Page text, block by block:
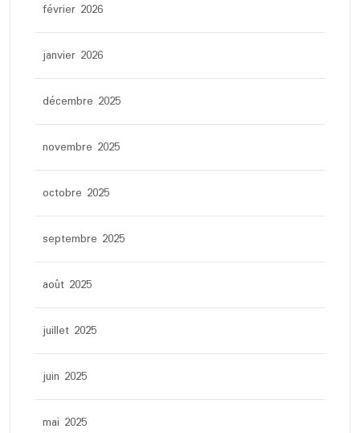
février 2026
janvier 2026
décembre 2025
novembre 2025
octobre 2025
septembre 2025
août 2025
juillet 2025
juin 2025
mai 2025